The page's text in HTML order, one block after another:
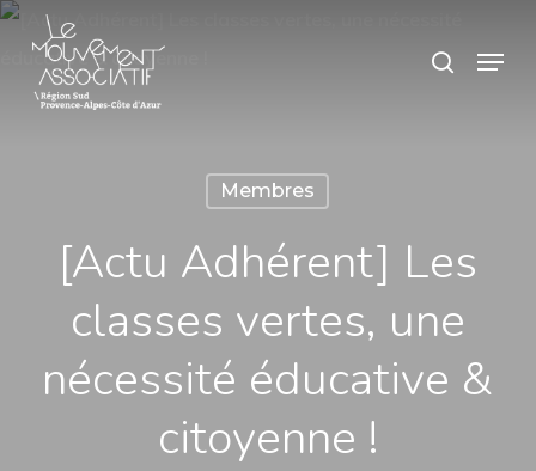
Skip
main
search
Menu
Membres
[Actu Adhérent] Les
classes vertes, une
nécessité éducative &
citoyenne !
Panneau de gestion des cookies